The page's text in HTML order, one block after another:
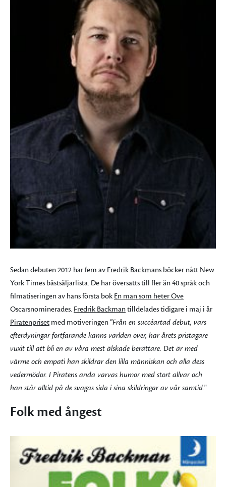
Sedan debuten 2012 har fem av Fredrik Backmans böcker nått New
York Times bästsäljarlista. De har översatts till fler än 40 språk och
filmatiseringen av hans första bok En man som heter Ove
Oscarsnominerades. Fredrik Backmantilldelades tidigare i maj i år
Piratenpriset med motiveringen ”Från en succéartad debut, vars
efterdyningar fortfarande känns världen över, har årets pristagare
vuxit till att bli en av våra mest älskade berättare. Det är med
värme och empati han skildrar den lilla människan och alla dess
vedermödor. I Piratens anda varvas humor med stort allvar och
han står alltid på de svagas sida i sina skildringar av vår samtid."
Folk med ångest